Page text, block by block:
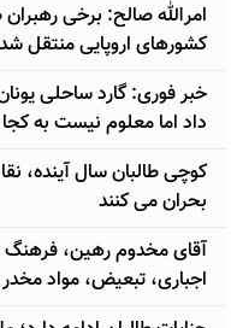
امرالله صالح: برخی
کشورهای اروپایی منتقل
داد اما معلوم نیست به
کوچی طالبان سال آینده،
بحران می کنند
آقای مخدوم رهین،
اجباری، تبعیض، مواد مخدر